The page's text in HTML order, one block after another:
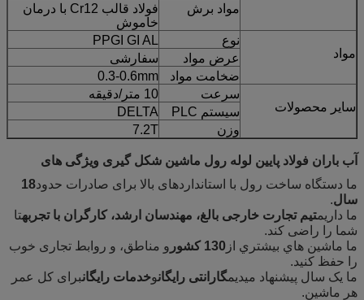
مواد برش
فولاد قالب Cr12 با درمان
خاموش
مواد
نوع
PPGI GI AL
عرض مواد
سفارشی
ضخامت مواد
0.3-0.6mm
سایر محصولات
سرعت
10 متر/دقیقه
سیستم PLC
DELTA
وزن
7.2T
آب باران فولاد پایین لوله رول ماشین شکل گیری ویژگی های
ما دستگاه ساخت رول با استانداردهای بالا برای صادرات حدود18
سال.
ما داریمتیم تجارت خارجی بالغ، مهندسان ارشد، کارگران با تجربهتا
شما را راضی کند.
ما ماشين هاي بيشتري از 130 کشور
و مناطق، و روابط تجاری خوب
را حفظ کنید.
ما يک سال پيشنهاد ميديمگارانتی رایگانوخدمات رایگانبرای کل عمر
هر ماشین.